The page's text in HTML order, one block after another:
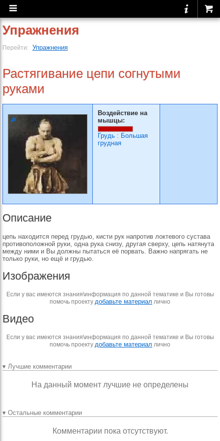
Упражнения
Перейти: Упражнения
Растягивание цепи согну­тыми
руками
Воздействие на
мышцы:
Грудь : Большая
грудная
Описание
цепь нахо­дится перед грудью, кисти рук напротив локтевого сус­тава
противоположной ру­ки, одна рука снизу, дру­гая сверху, цепь натянута
между ними и Вы должны пытаться её порвать. Важ­но напрягать не
только ру­ки, но ещё и грудью.
Изображения
Если у вас имеются знания\информация по данной тематике и Вы готовы
помочь проекту добавьте материал лично
Видео
Если у вас имеются знания\информация по данной тематике и Вы готовы
помочь проекту добавьте материал лично
▾ Лучшие комментарии
На данный момент лучшие не определены
▾ Остальные комментарии
Комментарии пока отсутствуют.